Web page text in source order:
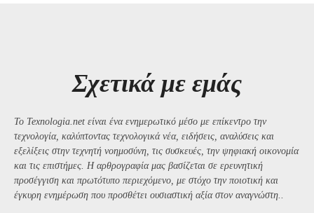
Σχετικά με εμάς
Το Texnologia.net είναι ένα ενημερωτικό μέσο με επίκεντρο την
τεχνολογία, καλύπτοντας τεχνολογικά νέα, ειδήσεις, αναλύσεις και
εξελίξεις στην τεχνητή νοημοσύνη, τις συσκευές, την ψηφιακή οικονομία
και τις επιστήμες. Η αρθρογραφία μας βασίζεται σε ερευνητική
προσέγγιση και πρωτότυπο περιεχόμενο, με στόχο την ποιοτική και
έγκυρη ενημέρωση που προσθέτει ουσιαστική αξία στον αναγνώστη..